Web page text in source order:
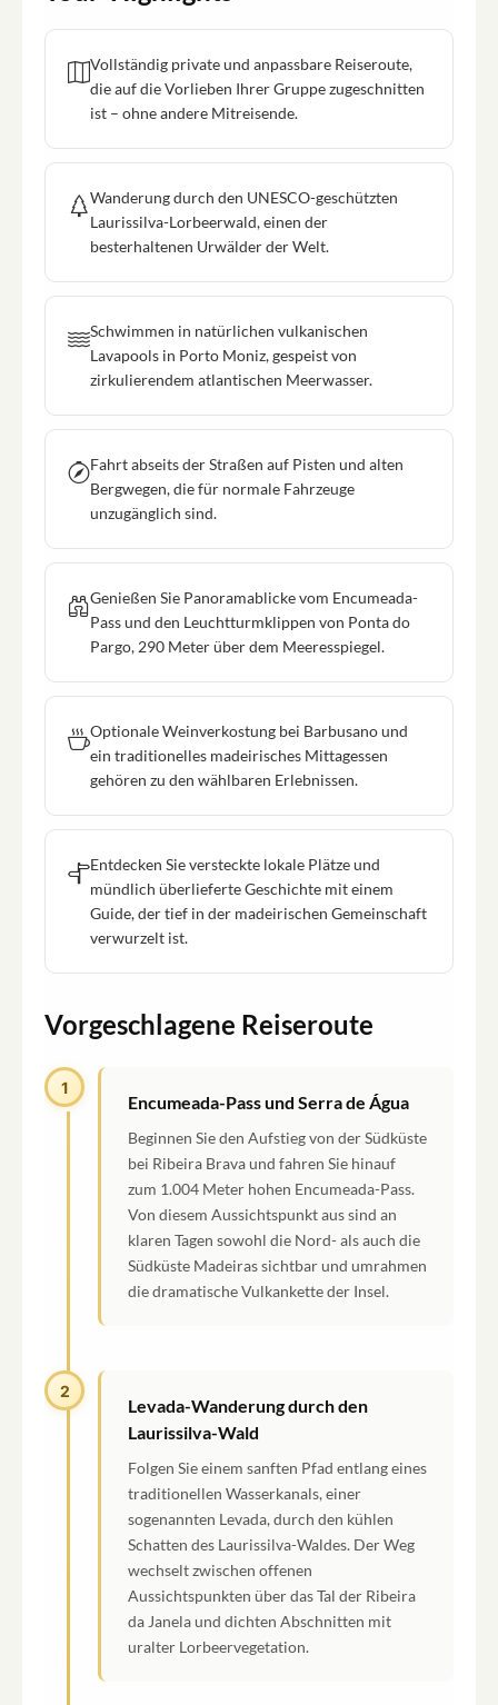
Vollständig private und anpassbare Reiseroute,
die auf die Vorlieben Ihrer Gruppe zugeschnitten
ist – ohne andere Mitreisende.
Wanderung durch den UNESCO-geschützten
Laurissilva-Lorbeerwald, einen der
besterhaltenen Urwälder der Welt.
Schwimmen in natürlichen vulkanischen
Lavapools in Porto Moniz, gespeist von
zirkulierendem atlantischen Meerwasser.
Fahrt abseits der Straßen auf Pisten und alten
Bergwegen, die für normale Fahrzeuge
unzugänglich sind.
Genießen Sie Panoramablicke vom Encumeada-
Pass und den Leuchtturmklippen von Ponta do
Pargo, 290 Meter über dem Meeresspiegel.
Optionale Weinverkostung bei Barbusano und
ein traditionelles madeirisches Mittagessen
gehören zu den wählbaren Erlebnissen.
Entdecken Sie versteckte lokale Plätze und
mündlich überlieferte Geschichte mit einem
Guide, der tief in der madeirischen Gemeinschaft
verwurzelt ist.
Vorgeschlagene Reiseroute
1
Encumeada-Pass und Serra de Água
Beginnen Sie den Aufstieg von der Südküste
bei Ribeira Brava und fahren Sie hinauf
zum 1.004 Meter hohen Encumeada-Pass.
Von diesem Aussichtspunkt aus sind an
klaren Tagen sowohl die Nord- als auch die
Südküste Madeiras sichtbar und umrahmen
die dramatische Vulkankette der Insel.
2
Levada-Wanderung durch den
Laurissilva-Wald
Folgen Sie einem sanften Pfad entlang eines
traditionellen Wasserkanals, einer
sogenannten Levada, durch den kühlen
Schatten des Laurissilva-Waldes. Der Weg
wechselt zwischen offenen
Aussichtspunkten über das Tal der Ribeira
da Janela und dichten Abschnitten mit
uralter Lorbeervegetation.